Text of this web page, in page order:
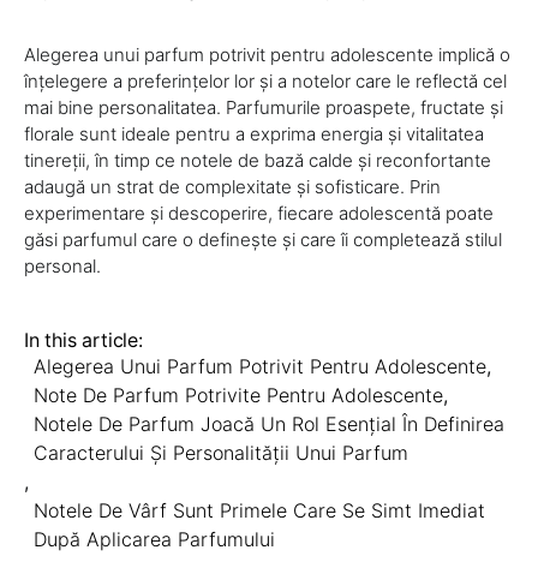
Alegerea unui parfum potrivit pentru adolescente implică o
înțelegere a preferințelor lor și a notelor care le reflectă cel
mai bine personalitatea. Parfumurile proaspete, fructate și
florale sunt ideale pentru a exprima energia și vitalitatea
tinereții, în timp ce notele de bază calde și reconfortante
adaugă un strat de complexitate și sofisticare. Prin
experimentare și descoperire, fiecare adolescentă poate
găsi parfumul care o definește și care îi completează stilul
personal.
In this article:
Alegerea Unui Parfum Potrivit Pentru Adolescente,
Note De Parfum Potrivite Pentru Adolescente,
Notele De Parfum Joacă Un Rol Esențial În Definirea
Caracterului Și Personalității Unui Parfum
,
Notele De Vârf Sunt Primele Care Se Simt Imediat
După Aplicarea Parfumului